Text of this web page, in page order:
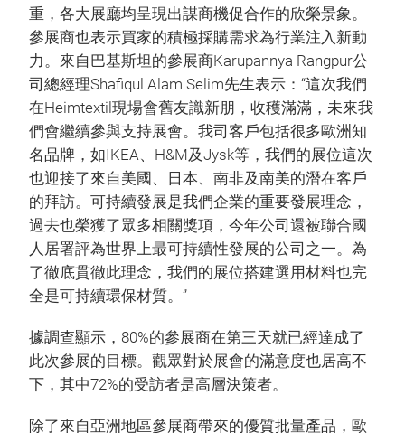
重，各大展廳均呈現出謀商機促合作的欣榮景象。
參展商也表示買家的積極採購需求為行業注入新動
力。來自巴基斯坦的參展商Karupannya Rangpur公
司總經理Shafiqul Alam Selim先生表示：“這次我們
在Heimtextil現場會舊友識新朋，收穫滿滿，未來我
們會繼續參與支持展會。我司客戶包括很多歐洲知
名品牌，如IKEA、H&M及Jysk等，我們的展位這次
也迎接了來自美國、日本、南非及南美的潛在客戶
的拜訪。可持續發展是我們企業的重要發展理念，
過去也榮獲了眾多相關獎項，今年公司還被聯合國
人居署評為世界上最可持續性發展的公司之一。為
了徹底貫徹此理念，我們的展位搭建選用材料也完
全是可持續環保材質。”
據調查顯示，80%的參展商在第三天就已經達成了
此次參展的目標。觀眾對於展會的滿意度也居高不
下，其中72%的受訪者是高層決策者。
除了來自亞洲地區參展商帶來的優質批量產品，歐